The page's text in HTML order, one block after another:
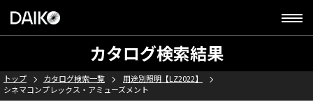
カタログ検索結果
トップ カタログ検索一覧
用途別照明【LZ2022】
シネマコンプレックス・アミューズメント